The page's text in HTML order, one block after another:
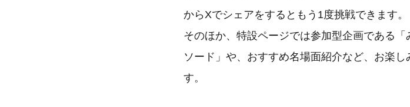
からXでシェアをするともう1度挑戦できます。
そのほか、特設ページでは参加型企画である
ソード」や、おすすめ名場面紹介など、お楽
す。